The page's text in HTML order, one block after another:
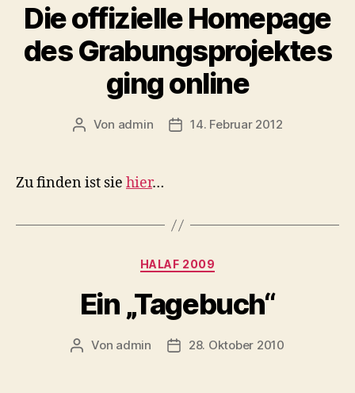
Die offizielle Homepage
des Grabungsprojektes
ging online
Beitragsautor
Von admin Veröffentlichungsdatum
14. Februar 2012
Zu finden ist sie hier…
Kategorien
HALAF 2009
Ein „Tagebuch“
Beitragsautor
Von admin Veröffentlichungsdatum
28. Oktober 2010